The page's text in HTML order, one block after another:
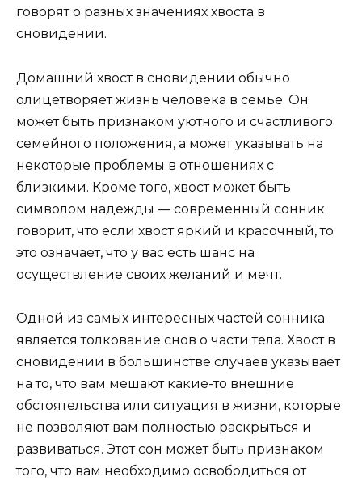
говорят о разных значениях хвоста в
сновидении.
Домашний хвост в сновидении обычно
олицетворяет жизнь человека в семье. Он
может быть признаком уютного и счастливого
семейного положения, а может указывать на
некоторые проблемы в отношениях с
близкими. Кроме того, хвост может быть
символом надежды — современный сонник
говорит, что если хвост яркий и красочный, то
это означает, что у вас есть шанс на
осуществление своих желаний и мечт.
Одной из самых интересных частей сонника
является толкование снов о части тела. Хвост в
сновидении в большинстве случаев указывает
на то, что вам мешают какие-то внешние
обстоятельства или ситуация в жизни, которые
не позволяют вам полностью раскрыться и
развиваться. Этот сон может быть признаком
того, что вам необходимо освободиться от